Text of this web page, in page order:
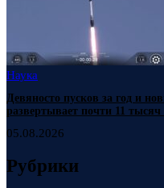
Наука
Девяносто пусков за год и
развертывает почти 11
05.08.2026
Рубрики